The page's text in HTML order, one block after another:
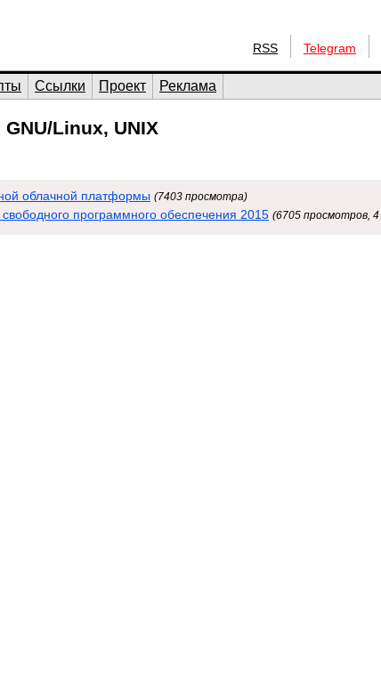
RSS Telegram
Ссылки Проект Реклама
Linux, UNIX
облачной платформы (7403 просмотра)
программного обеспечения 2015 (6705 просмотров,